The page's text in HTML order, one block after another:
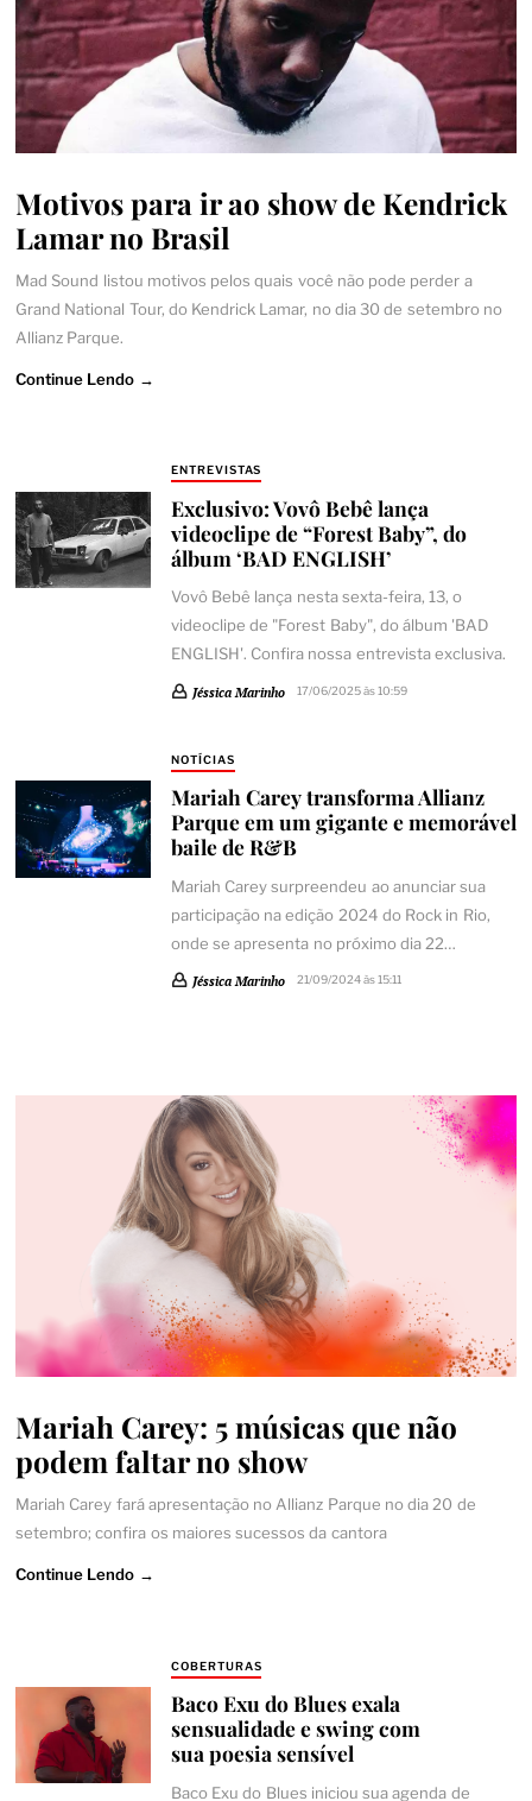
Motivos para ir ao show de Kendrick
Lamar no Brasil
Mad Sound listou motivos pelos quais você não pode perder a
Grand National Tour, do Kendrick Lamar, no dia 30 de setembro no
Allianz Parque.
Continue Lendo →
ENTREVISTAS
Exclusivo: Vovô Bebê lança
videoclipe de “Forest Baby”, do
álbum ‘BAD ENGLISH’
Vovô Bebê lança nesta sexta-feira, 13, o
videoclipe de "Forest Baby", do álbum 'BAD
ENGLISH'. Confira nossa entrevista exclusiva.
Jéssica Marinho 17/06/2025 às 10:59
NOTÍCIAS
Mariah Carey transforma Allianz
Parque em um gigante e memorável
baile de R&B
Mariah Carey surpreendeu ao anunciar sua
participação na edição 2024 do Rock in Rio,
onde se apresenta no próximo dia 22…
Jéssica Marinho 21/09/2024 às 15:11
Mariah Carey: 5 músicas que não
podem faltar no show
Mariah Carey fará apresentação no Allianz Parque no dia 20 de
setembro; confira os maiores sucessos da cantora
Continue Lendo →
COBERTURAS
Baco Exu do Blues exala
sensualidade e swing com
sua poesia sensível
Baco Exu do Blues iniciou sua agenda de